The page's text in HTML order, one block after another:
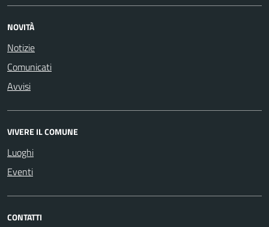
NOVITÀ
Notizie
Comunicati
Avvisi
VIVERE IL COMUNE
Luoghi
Eventi
CONTATTI